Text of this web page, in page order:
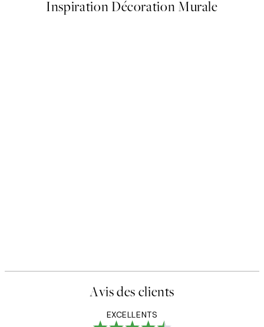
Inspiration Décoration Murale
Avis des clients
EXCELLENTS